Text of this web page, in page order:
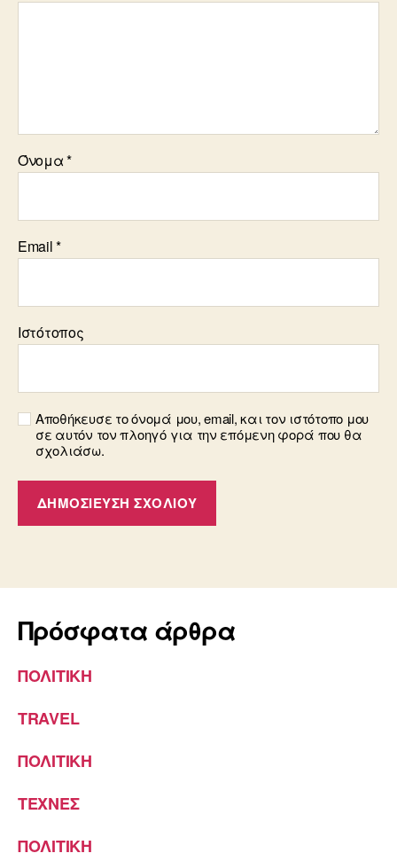
Όνομα*
Email*
Ιστότοπος
Αποθήκευσε το όνομά μου, email, και τον ιστότοπο μου
σε αυτόν τον πλοηγό για την επόμενη φορά που θα
σχολιάσω.
Πρόσφατα άρθρα
ΠΟΛΙΤΙΚΗ
TRAVEL
ΠΟΛΙΤΙΚΗ
ΤΕΧΝΕΣ
ΠΟΛΙΤΙΚΗ